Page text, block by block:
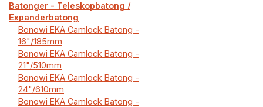
Batonger - Teleskopbatong /
Expanderbatong
Bonowi EKA Camlock Batong -
16"/185mm
Bonowi EKA Camlock Batong -
21"/510mm
Bonowi EKA Camlock Batong -
24"/610mm
Bonowi EKA Camlock Batong -